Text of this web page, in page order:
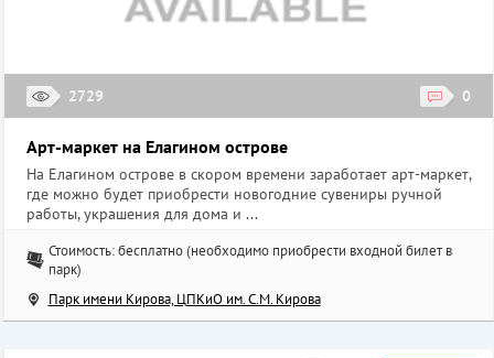
2729 0
Арт-маркет на Елагином острове
На Елагином острове в скором времени заработает арт-маркет,
где можно будет приобрести новогодние сувениры ручной
работы, украшения для дома и ...
Стоимость: бесплатно (необходимо приобрести входной билет в
парк)
Парк имени Кирова, ЦПКиО им. С.М. Кирова